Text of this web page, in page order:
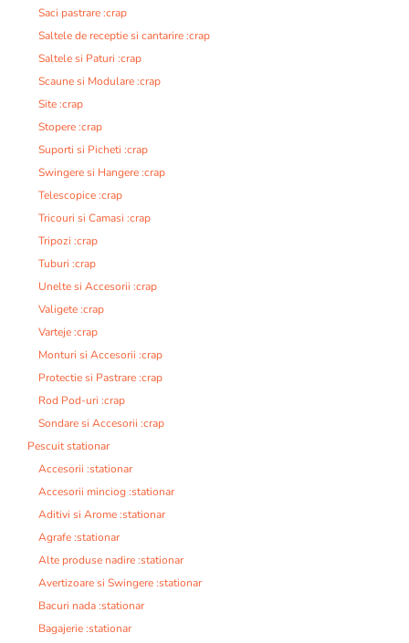
Saci pastrare :crap
Saltele de receptie si cantarire :crap
Saltele si Paturi :crap
Scaune si Modulare :crap
Site :crap
Stopere :crap
Suporti si Picheti :crap
Swingere si Hangere :crap
Telescopice :crap
Tricouri si Camasi :crap
Tripozi :crap
Tuburi :crap
Unelte si Accesorii :crap
Valigete :crap
Varteje :crap
Monturi si Accesorii :crap
Protectie si Pastrare :crap
Rod Pod-uri :crap
Sondare si Accesorii :crap
Pescuit stationar
Accesorii :stationar
Accesorii minciog :stationar
Aditivi si Arome :stationar
Agrafe :stationar
Alte produse nadire :stationar
Avertizoare si Swingere :stationar
Bacuri nada :stationar
Bagajerie :stationar